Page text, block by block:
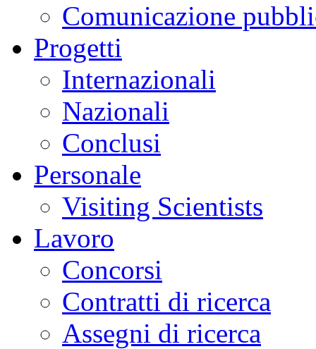
Comunicazione
Progetti
Internazionali
Nazionali
Conclusi
Personale
Visiting Scientists
Lavoro
Concorsi
Contratti di ricerca
Assegni di ricerca